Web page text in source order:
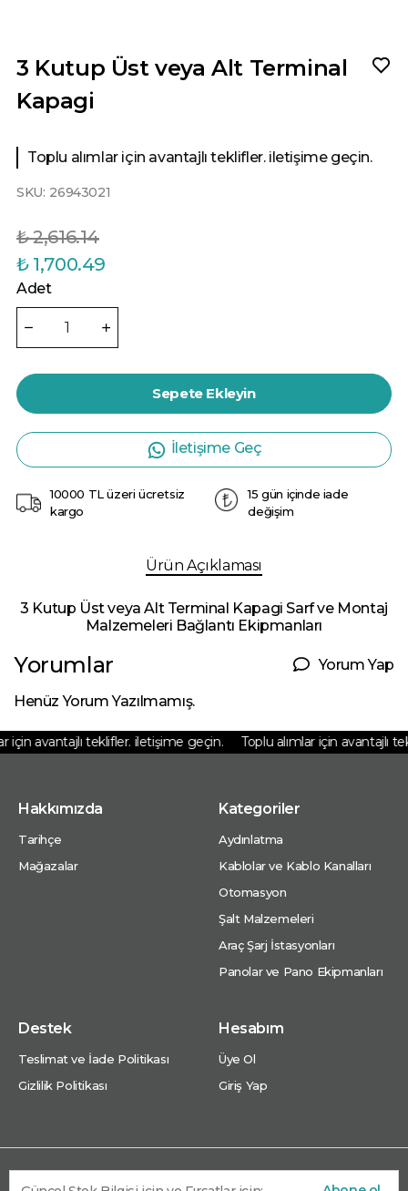
3 Kutup Üst veya Alt Terminal
Kapagi
Toplu alımlar için avantajlı teklifler. iletişime geçin.
SKU: 26943021
₺ 2,616.14
₺ 1,700.49
Adet
Sepete Ekleyin
İletişime Geç
10000 TL üzeri ücretsiz
kargo
15 gün içinde iade
değişim
Ürün Açıklaması
3 Kutup Üst veya Alt Terminal Kapagi Sarf ve Montaj
Malzemeleri Bağlantı Ekipmanları
Yorumlar Yorum Yap
Henüz Yorum Yazılmamış.
için avantajlı teklifler. iletişime geçin. Toplu alımlar için avantajlı
Hakkımızda
Tarihçe
Mağazalar
Kategoriler
Aydınlatma
Kablolar ve Kablo Kanalları
Otomasyon
Şalt Malzemeleri
Araç Şarj İstasyonları
Panolar ve Pano Ekipmanları
Destek
Teslimat ve İade Politikası
Gizlilik Politikası
Hesabım
Üye Ol
Giriş Yap